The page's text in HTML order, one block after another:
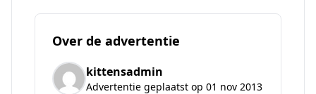
Over de advertentie
kittensadmin
Advertentie geplaatst op 01 nov 2013